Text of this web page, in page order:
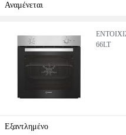
Αναμένεται
66LT
Εξαντλημένο